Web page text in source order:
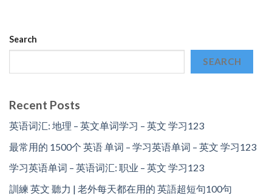
Search
SEARCH
Recent Posts
英语词汇: 地理 – 英文单词学习 – 英文 学习123
最常用的 1500个 英语 单词 – 学习英语单词 – 英文 学习123
学习英语单词 – 英语词汇: 职业 – 英文 学习123
訓練 英文 聽力 | 老外每天都在用的 英語超短句100句